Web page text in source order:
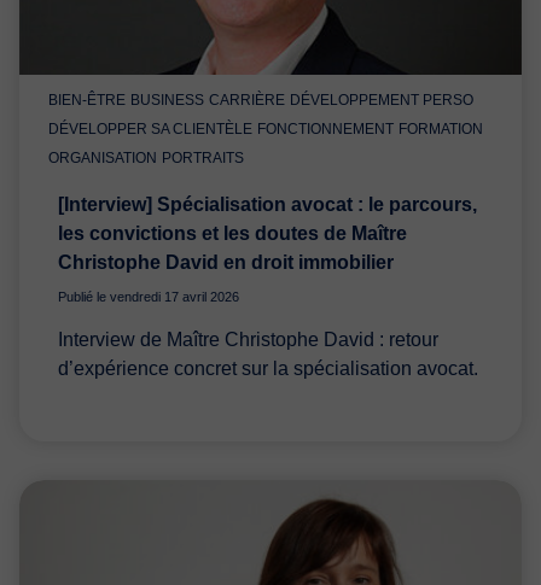
BIEN-ÊTRE BUSINESS CARRIÈRE DÉVELOPPEMENT PERSO
DÉVELOPPER SA CLIENTÈLE FONCTIONNEMENT FORMATION
ORGANISATION PORTRAITS
[Interview] Spécialisation avocat : le parcours,
les convictions et les doutes de Maître
Christophe David en droit immobilier
Publié le vendredi 17 avril 2026
Interview de Maître Christophe David : retour
d’expérience concret sur la spécialisation avocat.